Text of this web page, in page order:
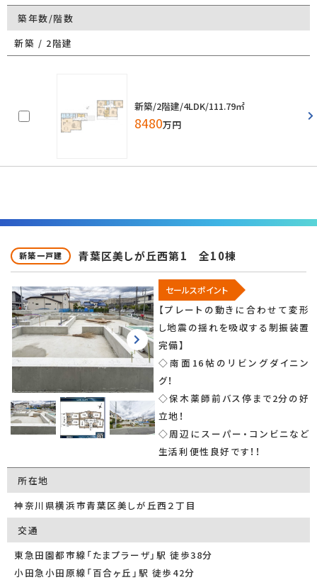
築年数/階数
新築 / 2階建
新築/2階建/4LDK/111.79㎡
8480万円
新築一戸建 青葉区美しが丘西第1 全10棟
セールスポイント
【プレートの動きに合わせて変形
し地震の揺れを吸収する制振装置
完備】
◇南面16帖のリビングダイニン
グ！
◇保木薬師前バス停まで2分の好
立地！
◇周辺にスーパー・コンビニなど
生活利便性良好です！！
所在地
神奈川県横浜市青葉区美しが丘西２丁目
交通
東急田園都市線「たまプラーザ」駅 徒歩38分
小田急小田原線「百合ヶ丘」駅 徒歩42分